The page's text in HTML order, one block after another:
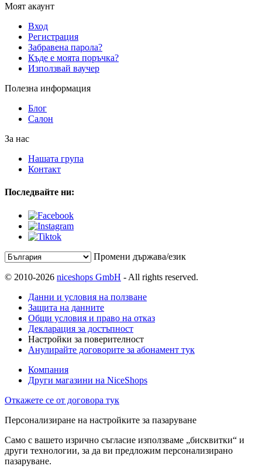
Моят акаунт
Вход
Регистрация
Забравена парола?
Къде е моята поръчка?
Използвай ваучер
Полезна информация
Блог
Салон
За нас
Нашата група
Контакт
Последвайте ни:
Промени държава/език
© 2010-2026 niceshops GmbH - All rights reserved.
Данни и условия на ползване
Защита на данните
Общи условия и право на отказ
Декларация за достъпност
Настройки за поверителност
Анулирайте договорите за абонамент тук
Компания
Други магазини на NiceShops
Откажете се от договора тук
Персонализиране на настройките за пазаруване
Само с вашето изрично съгласие използваме „бисквитки“ и
други технологии, за да ви предложим персонализирано
пазаруване.